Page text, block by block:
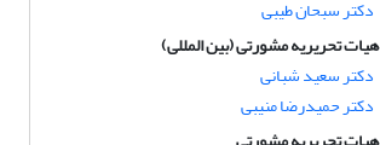
دکتر سبحان طیبی
هیات تحریریه مشورتی (بین المللی)
دکتر سعید شبانی
دکتر حمیدرضا منیبی